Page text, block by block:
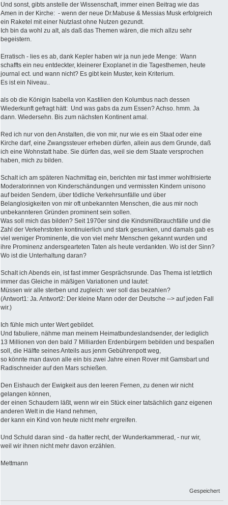
Und sonst, gibts anstelle der Wissenschaft, immer einen Beitrag wie das
Amen in der Kirche: - wenn der neue Dr.Mabuse & Messias Musk erfolgreich
ein Raketel mit einer Nutzlast ohne Nutzen gezundt.
Ich bin da wohl zu alt, als daß das Themen wären, die mich allzu sehr
begeistern.
Erratisch - lies es ab, dank Kepler haben wir ja nun jede Menge: Wann
schaffts ein neu entdeckter, kleinerer Exoplanet in die Tagesthemen, heute
journal ect. und wann nicht? Es gibt kein Muster, kein Kriterium.
Es ist ein Niveau..
als ob die Königin Isabella von Kastilien den Kolumbus nach dessen
Wiederkunft gefragt hätt: Und was gabs da zum Essen? Achso. hmm. Ja
dann. Wiedersehn. Bis zum nächsten Kontinent amal.
Red ich nur von den Anstalten, die von mir, nur wie es ein Staat oder eine
Kirche darf, eine Zwangssteuer erheben dürfen, allein aus dem Grunde, daß
ich eine Wohnstatt habe. Sie dürfen das, weil sie dem Staate versprochen
haben, mich zu bilden.
Schalt ich am späteren Nachmittag ein, berichten mir fast immer wohlfrisierte
Moderatorinnen von Kinderschändungen und vermissten Kindern unisono
auf beiden Sendern, über tödliche Verkehrsunfälle und über
Belanglosigkeiten von mir oft unbekannten Menschen, die aus mir noch
unbekannteren Gründen prominent sein sollen.
Was soll mich das bilden? Seit 1970er sind die Kindsmißbrauchfälle und die
Zahl der Verkehrstoten kontinuierlich und stark gesunken, und damals gab es
viel weniger Prominente, die von viel mehr Menschen gekannt wurden und
ihre Prominenz andersgearteten Taten als heute verdankten. Wo ist der Sinn?
Wo ist die Unterhaltung daran?
Schalt ich Abends ein, ist fast immer Gesprächsrunde. Das Thema ist letztlich
immer das Gleiche in mäßigen Variationen und lautet:
Müssen wir alle sterben und zugleich: wer soll das bezahlen?
(Antwort1: Ja. Antwort2: Der kleine Mann oder der Deutsche --> auf jeden Fall
wir.)
Ich fühle mich unter Wert gebildet.
Und fabuliere, nähme man meinem Heimatbundeslandsender, der lediglich
13 Millionen von den bald 7 Milliarden Erdenbürgern bebilden und bespaßen
soll, die Hälfte seines Anteils aus jenm Gebührenpott weg,
so könnte man davon alle ein bis zwei Jahre einen Rover mit Gamsbart und
Radischneider auf den Mars schießen.
Den Eishauch der Ewigkeit aus den leeren Fernen, zu denen wir nicht
gelangen können,
der einen Schaudern läßt, wenn wir ein Stück einer tatsächlich ganz eigenen
anderen Welt in die Hand nehmen,
der kann ein Kind von heute nicht mehr ergreifen.
Und Schuld daran sind - da hatter recht, der Wunderkammerad, - nur wir,
weil wir ihnen nicht mehr davon erzählen.
Mettmann
Gespeichert